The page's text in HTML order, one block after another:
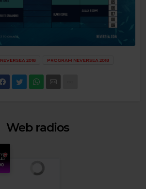
NEVERSEA 2018 PROGRAM NEVERSEA 2018
Web radios